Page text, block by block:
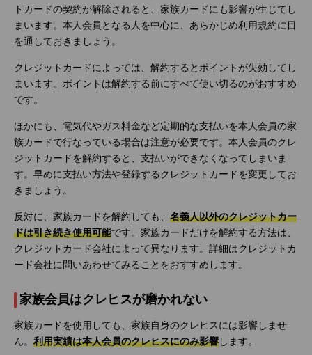
トカードの契約が解除されると、家族カードにも影響が生じてし
まいます。本人会員となる人を中心に、あらかじめ利用規約に目
を通しておきましょう。
クレジットカードによっては、解約するとポイントが失効してし
まいます。ポイントは解約する前にすべて使い切るのがおすすめ
です。
ほかにも、電気代やガス料金など定期的な支払いを本人会員の家
族カードで行なっている場合は注意が必要です。本人会員のクレ
ジットカードを解約すると、支払いができなくなってしまいま
す。早めに支払い方法や登録するクレジットカードを変更してお
きましょう。
反対に、家族カードを解約しても、 名義人以外のクレジットカー
ドは引き続き使用可能です。家族カードだけを解約する方法は、
クレジットカード会社によって異なります。詳細はクレジットカ
ード会社に問いあわせてみることをおすすめします。
家族会員はクレヒスが磨かれない
家族カードを使用しても、家族自身のクレヒスには影響しませ
ん。 利用実績は本人会員のクレヒスにのみ影響 します。